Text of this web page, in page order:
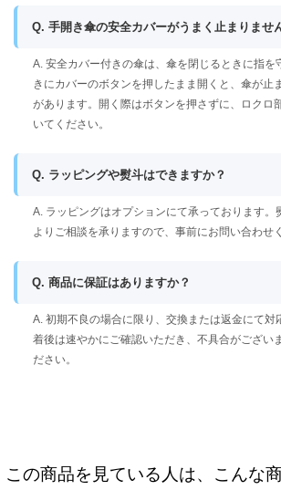
Q. 手開き傘の安全カバーがうまく止まりませ
A. 安全カバー付きの傘は、傘を閉じるときに指を
きにカバーのボタンを押したまま開くと、傘が止
があります。開く際はボタンを押さずに、ロクロ
いてください。
Q. ラッピングや熨斗はできますか？
A. ラッピングはオプションにて承っております。
よりご相談を承りますので、事前にお問い合わせ
Q. 商品に保証はありますか？
A. 初期不良の場合に限り、交換または返金にて対
着後は速やかにご確認いただき、不具合がござい
ださい。
この商品を見ている人は、こんな